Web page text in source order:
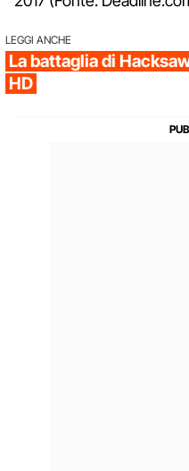
LEGGI ANCHE
La battaglia di
HD